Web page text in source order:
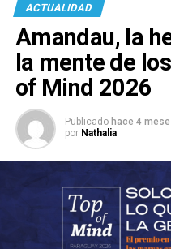
ACTUALIDAD
Amandau, la
la mente de
of Mind 2026
Publicado hace 4
por Nathalia